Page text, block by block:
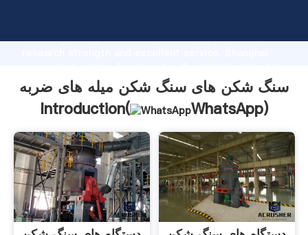
Grasping strong production capability, advanced
the value and bring values to all of customers.
سنگ شکن های سنگ شکن میله های ضربه
Introduction(
WhatsApp)